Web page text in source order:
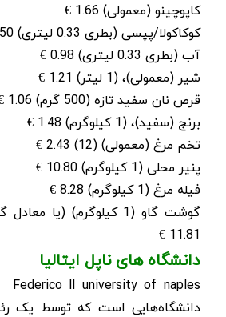
کاپوچینو (معمولی) 1.66 €
کوکاکولا/پپسی (بطری 0.33 لیتری) 1.50 یورو
آب (بطری 0.33 لیتری) 0.98 €
شیر (معمولی)، (1 لیتر) 1.21 €
قرص نان سفید تازه (500 گرم) 1.06 €
برنج (سفید)، (1 کیلوگرم) 1.48 €
تخم مرغ (معمولی) (12) 2.43 €
پنیر محلی (1 کیلوگرم) 10.80 €
فیله مرغ (1 کیلوگرم) 8.28 €
گوشت گاو (1 کیلوگرم) (یا
11.81 €
دانشگاه ­های ناپل ایتالیا
Federico ll university of naples
دانشگاه‌هایی است که توسط یک